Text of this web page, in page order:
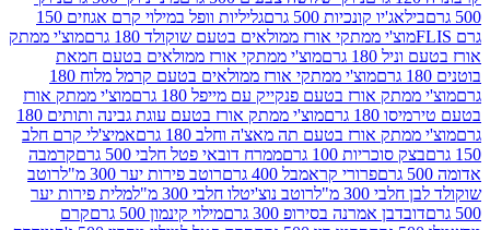
קונכיות 500 גרם
גליליות וופל במילוי קרם אגוזים 150
ממתקי אורז ממולאים בטעם שוקולד 180 גרם
מוצ'י ממתק
גרם
מוצ'י ממתקי אורז ממולאים בטעם חמאת
מוצ'י ממתקי אורז ממולאים בטעם קרמל מלוח 180
אורז בטעם פנקייק עם מייפל 180 גרם
מוצ'י ממתק אורז
גרם
מוצ'י ממתק אורז בטעם עוגת גבינה ותותים 180
אורז בטעם תה מאצ'ה וחלב 180 גרם
אמיצ'לי קרם חלב
סוכריות 100 גרם
ממרח דובאי פטל חלבי 500 גרם
קרמבה
פרורי קראמבל 400 גרם
רוטב פירות יער 300 מ"ל
רוטב
300 מ"ל
רוטב נוצ'יטלו חלבי 300 מ"ל
מלית פירות יער
אמרנה בסירופ 300 גרם
מילוי קינמון 500 גרם
קרם